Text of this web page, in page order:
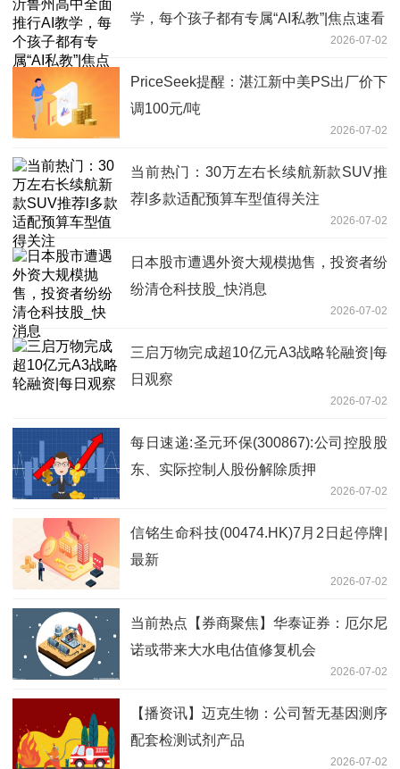
学，每个孩子都有专属“AI私教”|焦点速看
2026-07-02
PriceSeek提醒：湛江新中美PS出厂价下
调100元/吨
2026-07-02
当前热门：30万左右长续航新款SUV推
荐l多款适配预算车型值得关注
2026-07-02
日本股市遭遇外资大规模抛售，投资者纷
纷清仓科技股_快消息
2026-07-02
三启万物完成超10亿元A3战略轮融资|每
日观察
2026-07-02
每日速递:圣元环保(300867):公司控股股
东、实际控制人股份解除质押
2026-07-02
信铭生命科技(00474.HK)7月2日起停牌|
最新
2026-07-02
当前热点【券商聚焦】华泰证券：厄尔尼
诺或带来大水电估值修复机会
2026-07-02
【播资讯】迈克生物：公司暂无基因测序
配套检测试剂产品
2026-07-02